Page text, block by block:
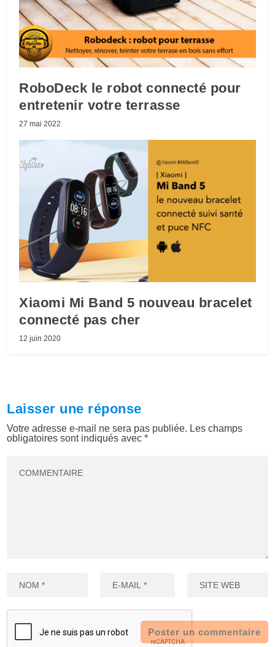
RoboDeck le robot connecté pour
entretenir votre terrasse
27 mai 2022
Xiaomi Mi Band 5 nouveau bracelet
connecté pas cher
12 juin 2020
Laisser une réponse
Votre adresse e-mail ne sera pas publiée. Les champs
obligatoires sont indiqués avec*